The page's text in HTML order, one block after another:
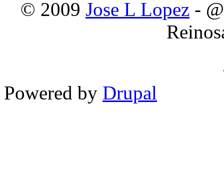
© 2009 Jose L Lopez -
Powered by Drupal